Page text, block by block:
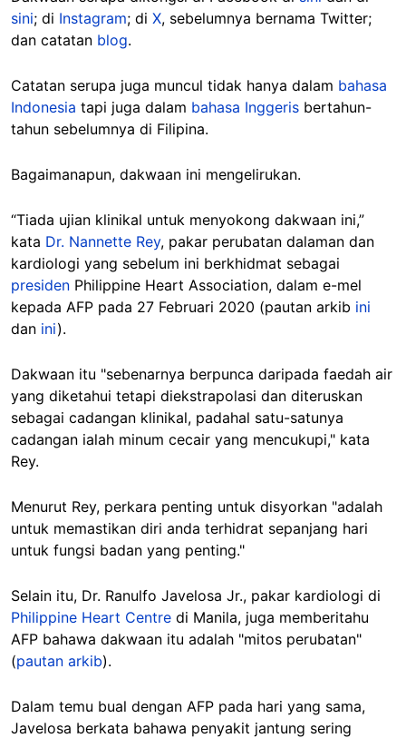
sini; di Instagram; di X, sebelumnya bernama Twitter;
dan catatan blog.
Catatan serupa juga muncul tidak hanya dalam bahasa
Indonesia tapi juga dalam bahasa Inggeris bertahun-
tahun sebelumnya di Filipina.
Bagaimanapun, dakwaan ini mengelirukan.
“Tiada ujian klinikal untuk menyokong dakwaan ini,”
kata Dr. Nannette Rey, pakar perubatan dalaman dan
kardiologi yang sebelum ini berkhidmat sebagai
presiden Philippine Heart Association, dalam e-mel
kepada AFP pada 27 Februari 2020 (pautan arkib ini
dan ini).
Dakwaan itu "sebenarnya berpunca daripada faedah air
yang diketahui tetapi diekstrapolasi dan diteruskan
sebagai cadangan klinikal, padahal satu-satunya
cadangan ialah minum cecair yang mencukupi," kata
Rey.
Menurut Rey, perkara penting untuk disyorkan "adalah
untuk memastikan diri anda terhidrat sepanjang hari
untuk fungsi badan yang penting."
Selain itu, Dr. Ranulfo Javelosa Jr., pakar kardiologi di
Philippine Heart Centre di Manila, juga memberitahu
AFP bahawa dakwaan itu adalah "mitos perubatan"
(pautan arkib).
Dalam temu bual dengan AFP pada hari yang sama,
Javelosa berkata bahawa penyakit jantung sering